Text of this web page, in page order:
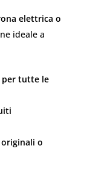
elettrica o
ideale a
per tutte le
o